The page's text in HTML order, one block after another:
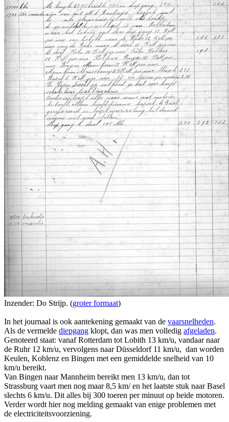
Inzender: Do Strijp. (groter formaat)
In het journaal is ook aantekening gemaakt van de vaarsnelheden.
Als de vermelde diepgang klopt, dan was men volledig afgeladen.
Genoteerd staat: vanaf Rotterdam tot Lobith 13 km/u, vandaar naar
de Ruhr 12 km/u, vervolgens naar Düsseldorf 11 km/u, dan worden
Keulen, Koblenz en Bingen met een gemiddelde snelheid van 10
km/u bereikt.
Van Bingen naar Mannheim bereikt men 13 km/u, dan tot
Strassburg vaart men nog maar 8,5 km/ en het laatste stuk naar Basel
slechts 6 km/u. Dit alles bij 300 toeren per minuut op beide motoren.
Verder wordt hier nog melding gemaakt van enige problemen met
de electriciteitsvoorziening.